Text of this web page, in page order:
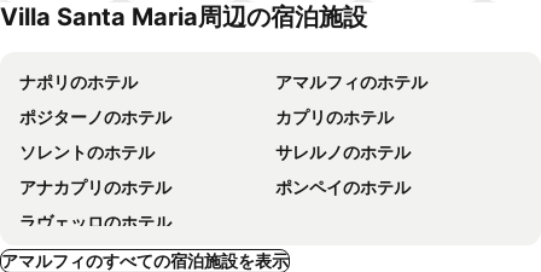
Villa Santa Maria周辺の宿泊施設
ナポリのホテル
アマルフィのホテル
ポジターノのホテル
カプリのホテル
ソレントのホテル
サレルノのホテル
アナカプリのホテル
ポンペイのホテル
ラヴェッロのホテル
アマルフィのすべての宿泊施設を表示